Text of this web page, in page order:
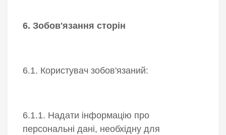
6. Зобов'язання сторін
6.1. Користувач зобов'язаний:
6.1.1. Надати інформацію про
персональні дані, необхідну для